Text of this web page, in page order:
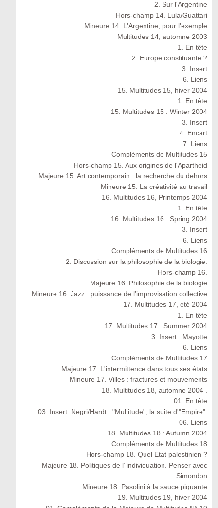
2. Sur l'Argentine
Hors-champ 14. Lula/Guattari
Mineure 14. L'Argentine, pour l'exemple
Multitudes 14, automne 2003
1. En tête
2. Europe constituante ?
3. Insert
6. Liens
15. Multitudes 15, hiver 2004
1. En tête
15. Multitudes 15 : Winter 2004
3. Insert
4. Encart
7. Liens
Compléments de Multitudes 15
Hors-champ 15. Aux origines de l'Apartheid
Majeure 15. Art contemporain : la recherche du dehors
Mineure 15. La créativité au travail
16. Multitudes 16, Printemps 2004
1. En tête
16. Multitudes 16 : Spring 2004
3. Insert
6. Liens
Compléments de Multitudes 16
2. Discussion sur la philosophie de la biologie.
Hors-champ 16.
Majeure 16. Philosophie de la biologie
Mineure 16. Jazz : puissance de l’improvisation collective
17. Multitudes 17, été 2004
1. En tête
17. Multitudes 17 : Summer 2004
3. Insert : Mayotte
6. Liens
Compléments de Multitudes 17
Majeure 17. L'intermittence dans tous ses états
Mineure 17. Villes : fractures et mouvements
18. Multitudes 18, automne 2004 .
01. En tête
03. Insert. Negri/Hardt : "Multitude", la suite d'"Empire".
06. Liens
18. Multitudes 18 : Autumn 2004
Compléments de Multitudes 18
Hors-champ 18. Quel Etat palestinien ?
Majeure 18. Politiques de l’ individuation. Penser avec
Simondon
Mineure 18. Pasolini à la sauce piquante
19. Multitudes 19, hiver 2004